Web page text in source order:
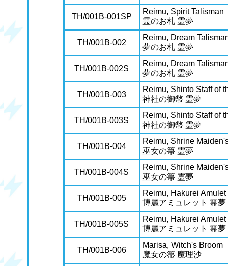
TH/001B-001SP
Reimu, Spirit Talisman
霊のお札 霊夢
TH/001B-002
Reimu, Dream
夢のお札 霊夢
TH/001B-002S
Reimu, Dream
夢のお札 霊夢
TH/001B-003
Reimu, Shinto Staff of
神社の御幣 霊夢
TH/001B-003S
Reimu, Shinto Staff of
神社の御幣 霊夢
TH/001B-004
Reimu, Shrine
巫女の箒 霊夢
TH/001B-004S
Reimu, Shrine
巫女の箒 霊夢
TH/001B-005
Reimu, Hakurei Amulet
博麗アミュレット 霊夢
TH/001B-005S
Reimu, Hakurei Amulet
博麗アミュレット 霊夢
TH/001B-006
Marisa, Witch's Broom
魔女の箒 魔理沙